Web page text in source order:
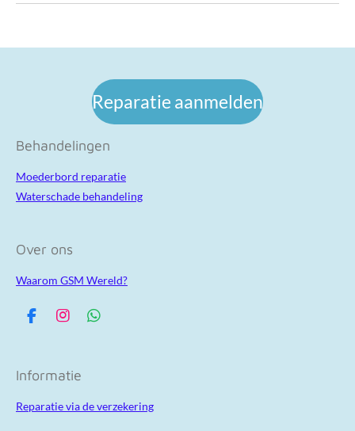
Reparatie aanmelden
Behandelingen
Moederbord reparatie
Waterschade behandeling
Over ons
Waarom GSM Wereld?
F
b
o
I
a
r
W
p
Informatie
Reparatie via de verzekering